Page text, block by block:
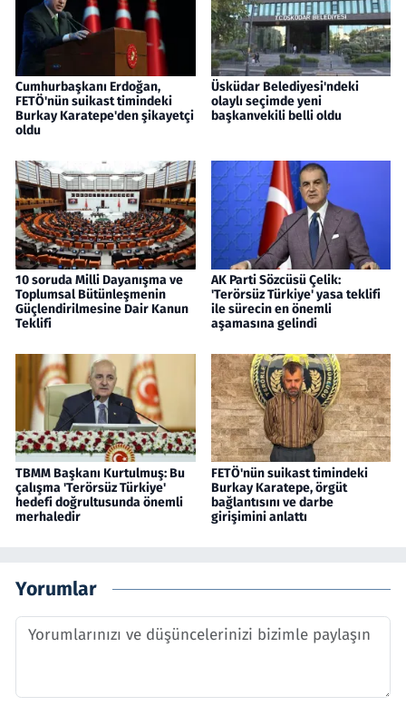
Cumhurbaşkanı Erdoğan,
FETÖ'nün suikast timindeki
Burkay Karatepe'den şikayetçi
oldu
Üsküdar Belediyesi'ndeki
olaylı seçimde yeni
başkanvekili belli oldu
10 soruda Milli Dayanışma ve
Toplumsal Bütünleşmenin
Güçlendirilmesine Dair Kanun
Teklifi
AK Parti Sözcüsü Çelik:
'Terörsüz Türkiye' yasa teklifi
ile sürecin en önemli
aşamasına gelindi
TBMM Başkanı Kurtulmuş: Bu
çalışma 'Terörsüz Türkiye'
hedefi doğrultusunda önemli
merhaledir
FETÖ'nün suikast timindeki
Burkay Karatepe, örgüt
bağlantısını ve darbe
girişimini anlattı
Yorumlar